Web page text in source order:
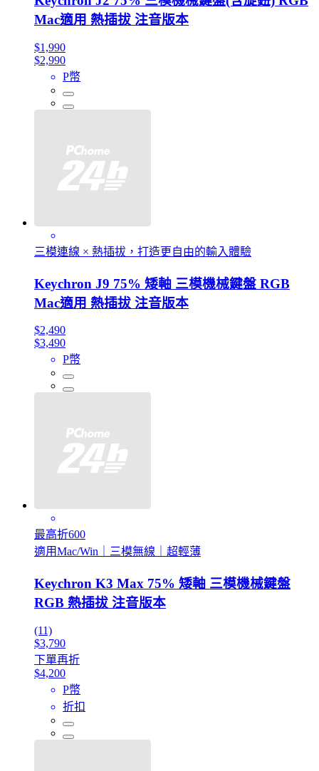
Mac適用 熱插拔 注音版本
$1,990
$2,990
P幣
三模連線 × 熱插拔，打造更自由的輸入體驗
Keychron J9 75% 矮軸 三模機械鍵盤 RGB
Mac適用 熱插拔 注音版本
$2,490
$3,490
P幣
最高折600
適用Mac/Win｜三模無線｜超輕薄
Keychron K3 Max 75% 矮軸 三模機械鍵盤
RGB 熱插拔 注音版本
(11)
$3,790
下單再折
$4,200
P幣
折扣